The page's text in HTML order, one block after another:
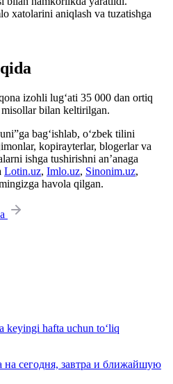
xatolarini aniqlash va tuzatishga
izohli lug‘ati 35 000 dan ortiq
misollar bilan keltirilgan.
bag‘ishlab, o‘zbek tilini
kopirayterlar, blogerlar va
ishga tushirishni an’anaga
Lotin.uz, Imlo.uz, Sinonim.uz,
havola qilgan.
hafta uchun to‘liq
сегодня, завтра и ближайшую